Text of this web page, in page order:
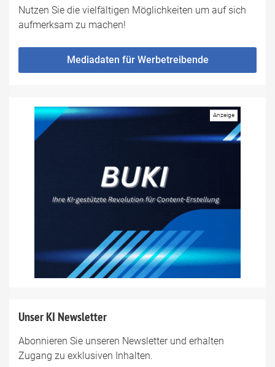
Nutzen Sie die vielfältigen Möglichkeiten um auf sich
aufmerksam zu machen!
Mediadaten für Werbetreibende
Unser KI Newsletter
Abonnieren Sie unseren Newsletter und erhalten
Zugang zu exklusiven Inhalten.